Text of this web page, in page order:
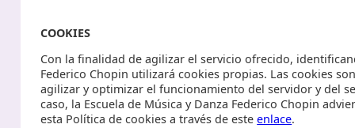
COOKIES
Con la finalidad de agilizar el servicio ofrecido,
Federico Chopin utilizará cookies propias. Las cookies
agilizar y optimizar el funcionamiento del servidor y del
caso, la Escuela de Música y Danza Federico Chopin
esta Política de cookies a través de esteenlace.